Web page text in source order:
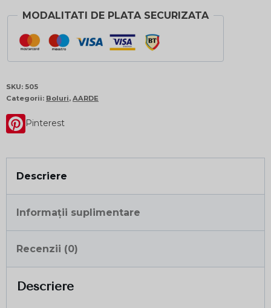
MODALITATI DE PLATA SECURIZATA
SKU: 505
Categorii: Boluri, AARDE
Pinterest
Descriere
Informații suplimentare
Recenzii (0)
Descriere